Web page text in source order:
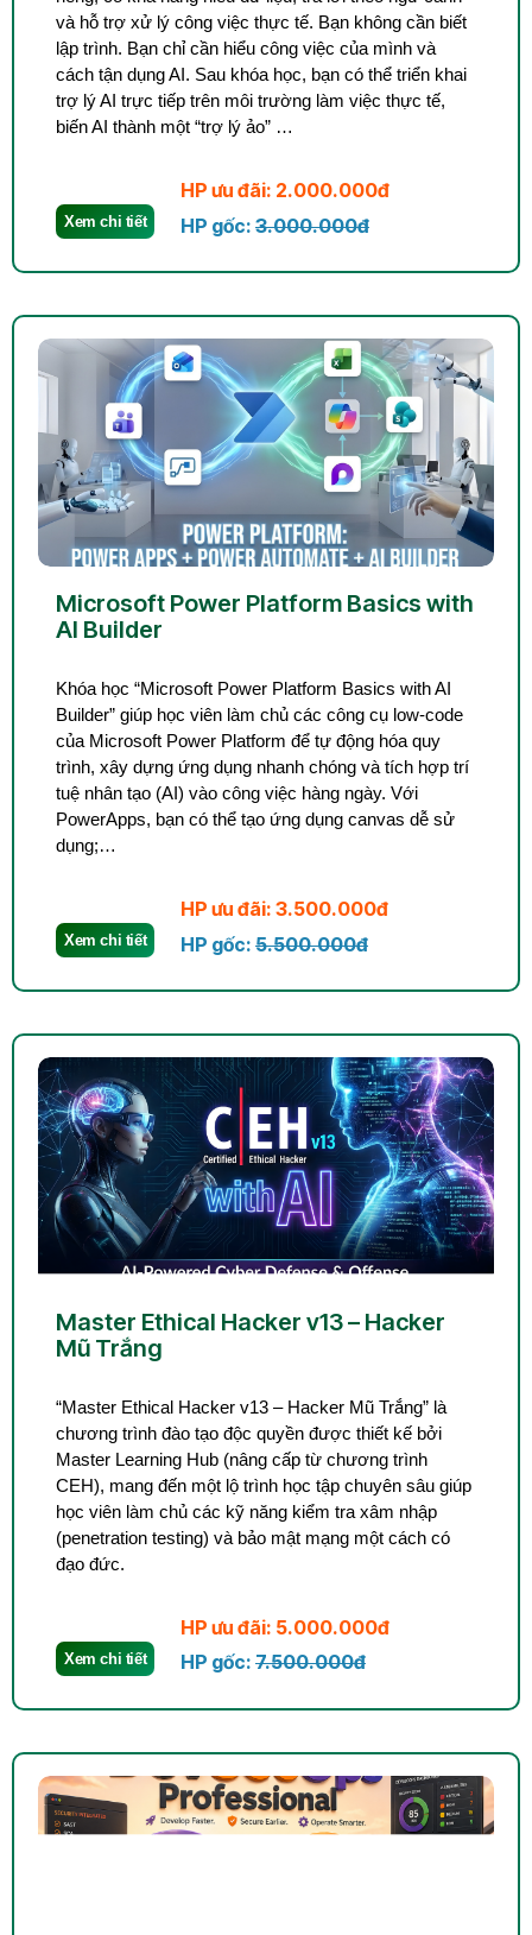
và hỗ trợ xử lý công việc thực tế. Bạn không cần biết
lập trình. Bạn chỉ cần hiểu công việc của mình và
cách tận dụng AI. Sau khóa học, bạn có thể triển khai
trợ lý AI trực tiếp trên môi trường làm việc thực tế,
biến AI thành một “trợ lý ảo” …
HP ưu đãi: 2.000.000đ
HP gốc: 3.000.000đ
Xem chi tiết
Microsoft Power Platform Basics with
AI Builder
Khóa học “Microsoft Power Platform Basics with AI
Builder” giúp học viên làm chủ các công cụ low-code
của Microsoft Power Platform để tự động hóa quy
trình, xây dựng ứng dụng nhanh chóng và tích hợp trí
tuệ nhân tạo (AI) vào công việc hàng ngày. Với
PowerApps, bạn có thể tạo ứng dụng canvas dễ sử
dụng;…
HP ưu đãi: 3.500.000đ
HP gốc: 5.500.000đ
Xem chi tiết
Master Ethical Hacker v13 – Hacker
Mũ Trắng
“Master Ethical Hacker v13 – Hacker Mũ Trắng” là
chương trình đào tạo độc quyền được thiết kế bởi
Master Learning Hub (nâng cấp từ chương trình
CEH), mang đến một lộ trình học tập chuyên sâu giúp
học viên làm chủ các kỹ năng kiểm tra xâm nhập
(penetration testing) và bảo mật mạng một cách có
đạo đức.
HP ưu đãi: 5.000.000đ
HP gốc: 7.500.000đ
Xem chi tiết